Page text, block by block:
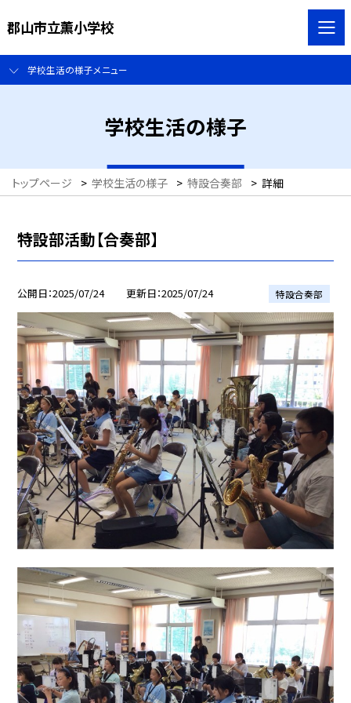
郡山市立薫小学校
学校生活の様子メニュー
学校生活の様子
トップページ > 学校生活の様子 > 特設合奏部 > 詳細
特設部活動【合奏部】
公開日 2025/07/24 更新日 2025/07/24 特設合奏部